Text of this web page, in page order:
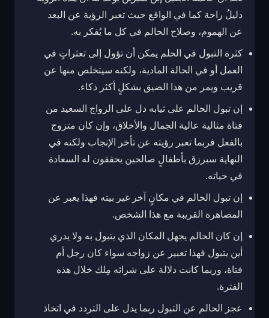
دليلُ راحة كما في الواقع حيث تعبر الرؤية عن البعد
عن الهموم، وصلاح الحالم في كل ما يُفكر به.
كثرة التبول في الحلم يمكن أن تؤول إلى تعثراتٍ في
العمل أو في الحالة المادية، ولكنه سيتخلص منها عن
قريب ويمر من هذا الضيق بشكلٍ أكثر ذكاء.
إن تبول الحالم على ثيابه دل على الزواج السعيد من
فتاة مثالية عالية الجمال والأخلاق، وإن كان متزوج
بالفعل فربما تعبر رؤيته عن تأخر الإنجاب ولكنه في
النهاية سيرزق بأطفالٍ صالحين يحققون له السعادة
في حياته.
إن تبول الحالم في مكانٍ آخر غير بيته فهذا يعبر عن
المصاهرة القريبة مع هذا الشخص.
إن كان الحالم يجهل المكان الذي يتبول به ولا يدري
أين يتبول فهذا تعبير عن زواجه سواء كان رجل أم
فتاة، وربما كانت دلالة على شرائه مِلك خلال هذه
الفترة.
عجز الحالم عن التبول ربما يدل على التردد في اتخاذ